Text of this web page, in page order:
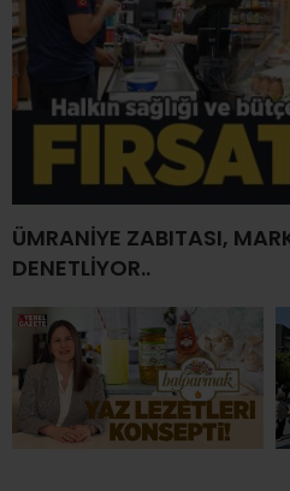
ÜMRANİYE ZABITASI,
DENETLİYOR..